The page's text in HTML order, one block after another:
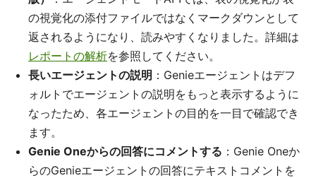
の視覚化の添付ファイルではなくマークダウンとして
返されるようになり、読みやすくなりました。詳細は
レポートの解析を参照してください。
長いエージェントの説明 ：Genieエージェントはデフ
ォルトでエージェントの説明をもっと表示するように
なったため、各エージェントの目的を一目で確認でき
ます。
Genie Oneからの回答にコメントする ：Genie Oneか
らのGenieエージェントの回答にテキストコメントを